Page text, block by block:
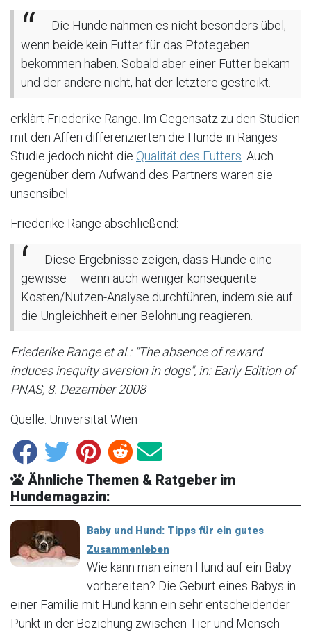
Die Hunde nahmen es nicht besonders übel,
wenn beide kein Futter für das Pfotegeben
bekommen haben. Sobald aber einer Futter bekam
und der andere nicht, hat der letztere gestreikt.
erklärt Friederike Range. Im Gegensatz zu den Studien
mit den Affen differenzierten die Hunde in Ranges
Studie jedoch nicht die Qualität des Futters . Auch
gegenüber dem Aufwand des Partners waren sie
unsensibel.
Friederike Range abschließend:
Diese Ergebnisse zeigen, dass Hunde eine
gewisse – wenn auch weniger konsequente –
Kosten/Nutzen-Analyse durchführen, indem sie auf
die Ungleichheit einer Belohnung reagieren.
Friederike Range et al.: "The absence of reward
induces inequity aversion in dogs", in: Early Edition of
PNAS, 8. Dezember 2008
Quelle: Universität Wien
Ähnliche Themen & Ratgeber im
Hundemagazin:
Baby und Hund: Tipps für ein gutes
Zusammenleben
Wie kann man einen Hund auf ein Baby
vorbereiten? Die Geburt eines Babys in
einer Familie mit Hund kann ein sehr entscheidender
Punkt in der Beziehung zwischen Tier und Mensch